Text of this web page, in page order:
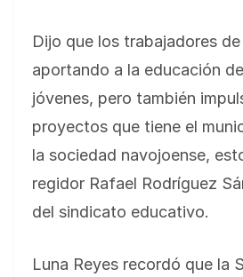
Dijo que los trabajadores
aportando a la educación
jóvenes, pero también
proyectos que tiene el
la sociedad navojoense,
regidor Rafael Rodríguez
del sindicato educativo.
Luna Reyes recordó que la